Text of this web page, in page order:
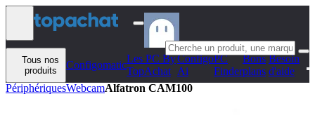
Aller au contenu
Tous nos
produits
Configomatic
Les PC By
TopAchat
Configo
Ai
PC
Finder
Bons
plans
Besoin
d'aide
PériphériquesWebcamAlfatron CAM100